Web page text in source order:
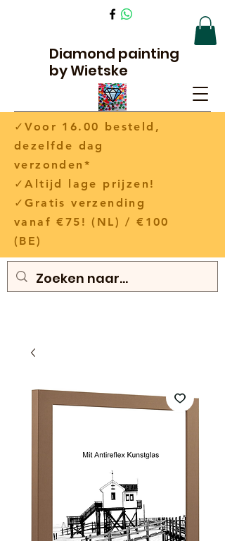
Diamond painting
by Wietske
✓Voor 16.00 besteld,
dezelfde dag
verzonden*
✓Altijd lage prijzen!
✓Gratis verzending
vanaf €75! (NL) / €100
(BE)